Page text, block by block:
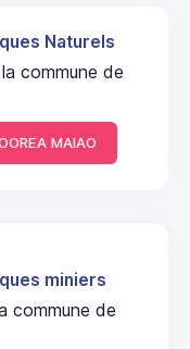
Naturels
commune de
MAIAO
miniers
commune de